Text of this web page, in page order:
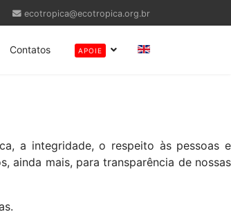
ecotropica@ecotropica.org.br
Contatos APOIE
a integridade, o respeito às pessoas e
ainda mais, para transparência de nossas